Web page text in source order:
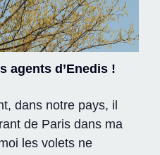
agents d’Enedis !
dans notre pays, il
de Paris dans ma
les volets ne